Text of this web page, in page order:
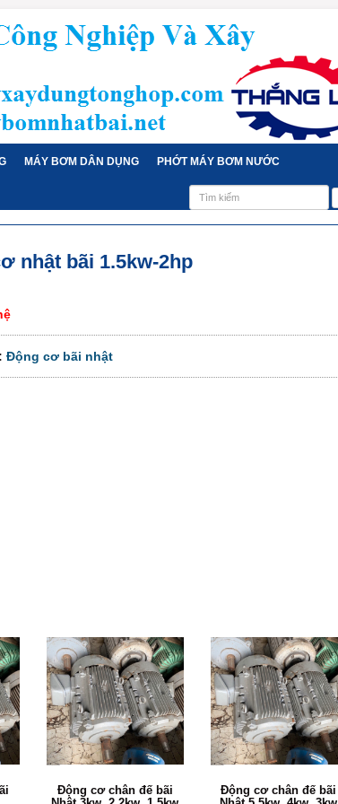
MÁY BƠM DÂN DỤNG PHỚT MÁY BƠM NƯỚC
nhật bãi 1.5kw-2hp
Động cơ bãi nhật
Động cơ chân đế bãi
Động cơ chân đế bãi